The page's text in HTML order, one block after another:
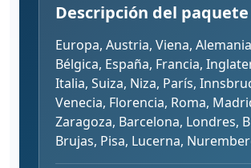
Descripción del paquete
Europa, Austria, Viena,
Bélgica, España, Francia,
Italia, Suiza, Niza, París,
Venecia, Florencia, Roma,
Zaragoza, Barcelona, Londres,
Brujas, Pisa, Lucerna,